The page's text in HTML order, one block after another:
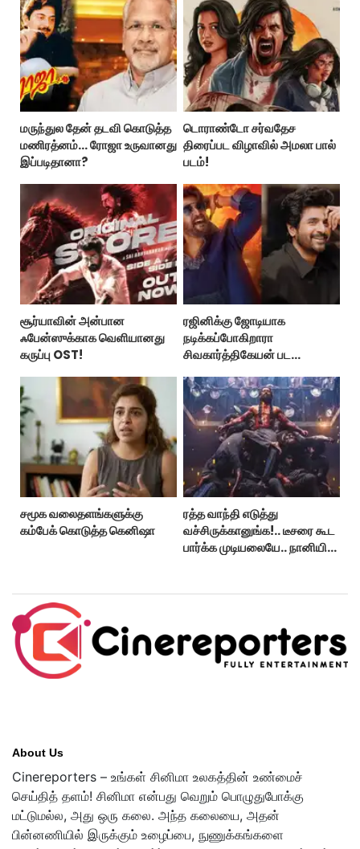
மருந்துல தேன் தடவி கொடுத்த
மணிரத்னம்... ரோஜா உருவானது
இப்படிதானா?
டொராண்டோ சர்வதேச
திரைப்பட விழாவில் அமலா பால்
படம்!
சூர்யாவின் அன்பான
ஃபேன்ஸுக்காக வெளியானது
கருப்பு OST!
ரஜினிக்கு ஜோடியாக
நடிக்கப்போகிறாரா
சிவகார்த்திகேயன் பட
சமூக வலைதளங்களுக்கு
கம்பேக் கொடுத்த கெனிஷா
ரத்த வாந்தி எடுத்து
வச்சிருக்கானுங்க!.. டீசரை கூட
பார்க்க முடியலையே.. நானியின்
About Us
Cinereporters – உங்கள் சினிமா உலகத்தின் உண்மைச்
செய்தித் தளம்! சினிமா என்பது வெறும் பொழுதுபோக்கு
மட்டுமல்ல, அது ஒரு கலை. அந்த கலையை, அதன்
பின்னணியில் இருக்கும் உழைப்பை, நுணுக்கங்களை